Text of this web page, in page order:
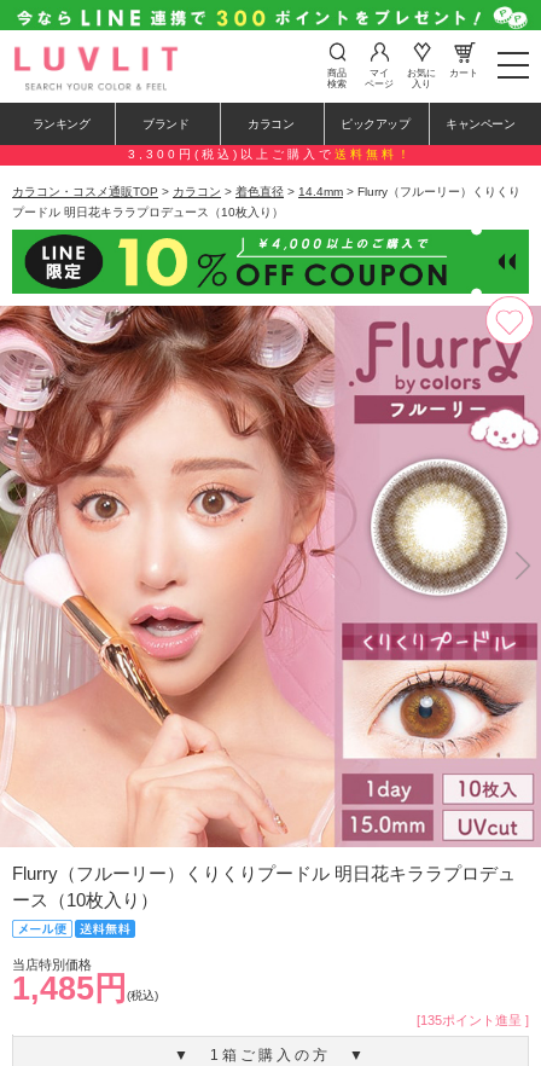
t
o
e
n
a
a
i
o
n
商品
検索
マイ
ページ
お気に
入り
カート
ランキング ブランド カラコン ピックアップ キャンペーン
3,300円(税込)以上ご購入で 送料無料！
カラコン・コスメ通販TOP > カラコン > 着色直径 > 14.4mm > Flurry（フルーリー）くりくり
プードル 明日花キララプロデュース（10枚入り）
Flurry（フルーリー）くりくりプードル 明日花キララプロデュ
ース（10枚入り）
当店特別価格
1,485円 (税込)
[135ポイント進呈 ]
▼ 1箱ご購入の方 ▼